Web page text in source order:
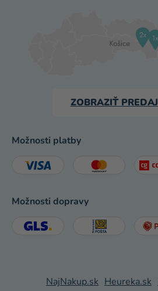
ZOBRAZIŤ
Možnosti platby
Možnosti dopravy
NajNakup.sk Heureka.sk